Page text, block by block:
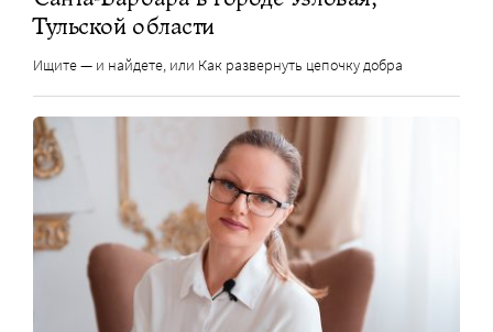
Тульской области
Ищите — и найдете, или Как развернуть цепочку добра